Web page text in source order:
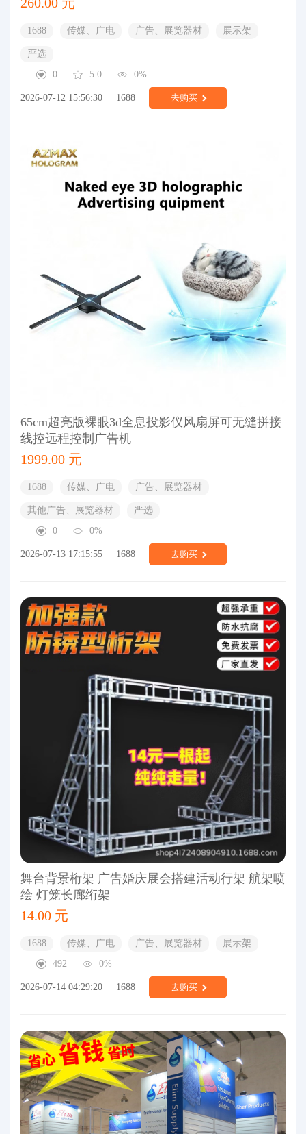
1688 传媒、广电 广告、展览器材 展示架
严选
0
5.0 0%
2026-07-12 15:56:30 1688 去购买
65cm超亮版裸眼3d全息投影仪风扇屏可无缝拼接
线控远程控制广告机
1999.00 元
1688 传媒、广电 广告、展览器材
其他广告、展览器材
严选
0
0%
2026-07-13 17:15:55 1688 去购买
舞台背景桁架 广告婚庆展会搭建活动行架 航架喷
绘 灯笼长廊绗架
14.00 元
1688 传媒、广电 广告、展览器材
展示架
492
0%
2026-07-14 04:29:20 1688 去购买